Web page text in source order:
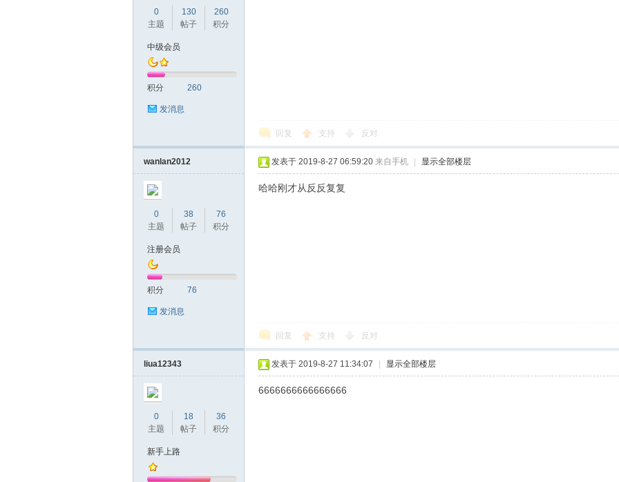
0
主题
130
帖子
260
积分
中级会员
积分 260
发消息
回复 支持 反对
wanlan2012
0
主题
38
帖子
76
积分
注册会员
积分 76
发消息
发表于 2019-8-27 06:59:20 来自手机 显示全部楼层
哈哈刚才从反反复复
回复 支持 反对
liua12343
0
主题
18
帖子
36
积分
新手上路
发表于 2019-8-27 11:34:07 显示全部楼层
6666666666666666